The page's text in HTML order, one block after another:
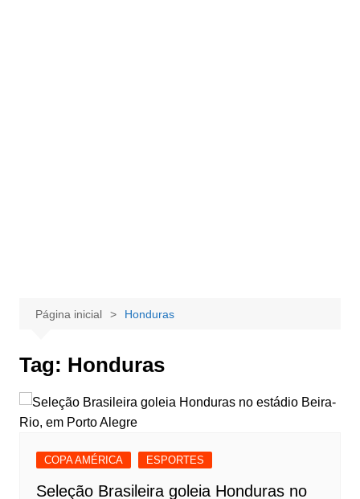
Página inicial Honduras
Tag: Honduras
COPA AMÉRICA ESPORTES
Seleção Brasileira goleia Honduras no